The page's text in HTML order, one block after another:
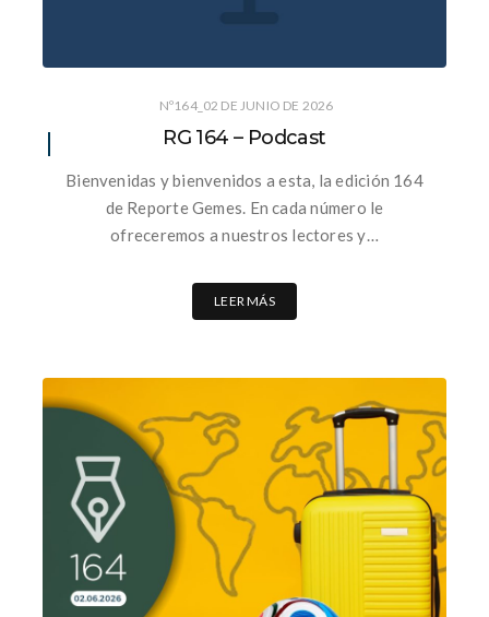
Nº164_02 DE JUNIO DE 2026
RG 164 – Podcast
Bienvenidas y bienvenidos a esta, la edición 164
de Reporte Gemes. En cada número le
ofreceremos a nuestros lectores y…
LEER MÁS